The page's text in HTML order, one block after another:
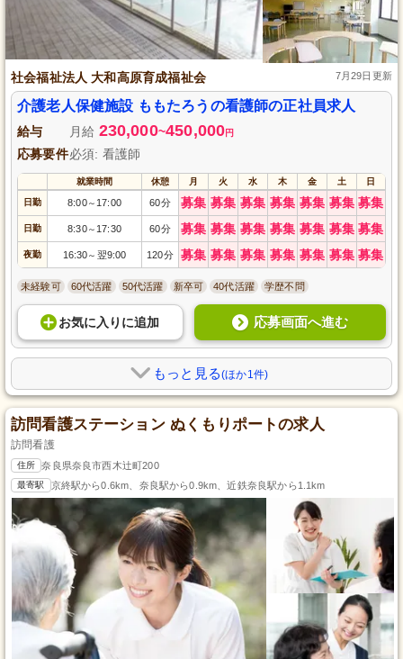
社会福祉法人 大和高原育成福祉会 7月29日更新
介護老人保健施設 ももたろうの看護師の正社員求人
給与 月給 230,000~450,000円
応募要件必須: 看護師
就業時間 休憩 月 火 水 木 金 土 日
日勤 8:00～ 17:00 60分 募集 募集 募集 募集 募集 募集 募集
日勤 8:30～ 17:30 60分 募集 募集 募集 募集 募集 募集 募集
夜勤 16:30～ 翌9:00 120分 募集 募集 募集 募集 募集 募集 募集
未経験可 60代活躍 50代活躍 新卒可 40代活躍 学歴不問
お気に入り に追加 応募画面へ進む
もっと見る(ほか1件)
訪問看護ステーション ぬくもりポートの求人
訪問看護
住所 奈良県奈良市西木辻町200
最寄駅 京終駅から0.6km、奈良駅から0.9km、近鉄奈良駅から1.1km